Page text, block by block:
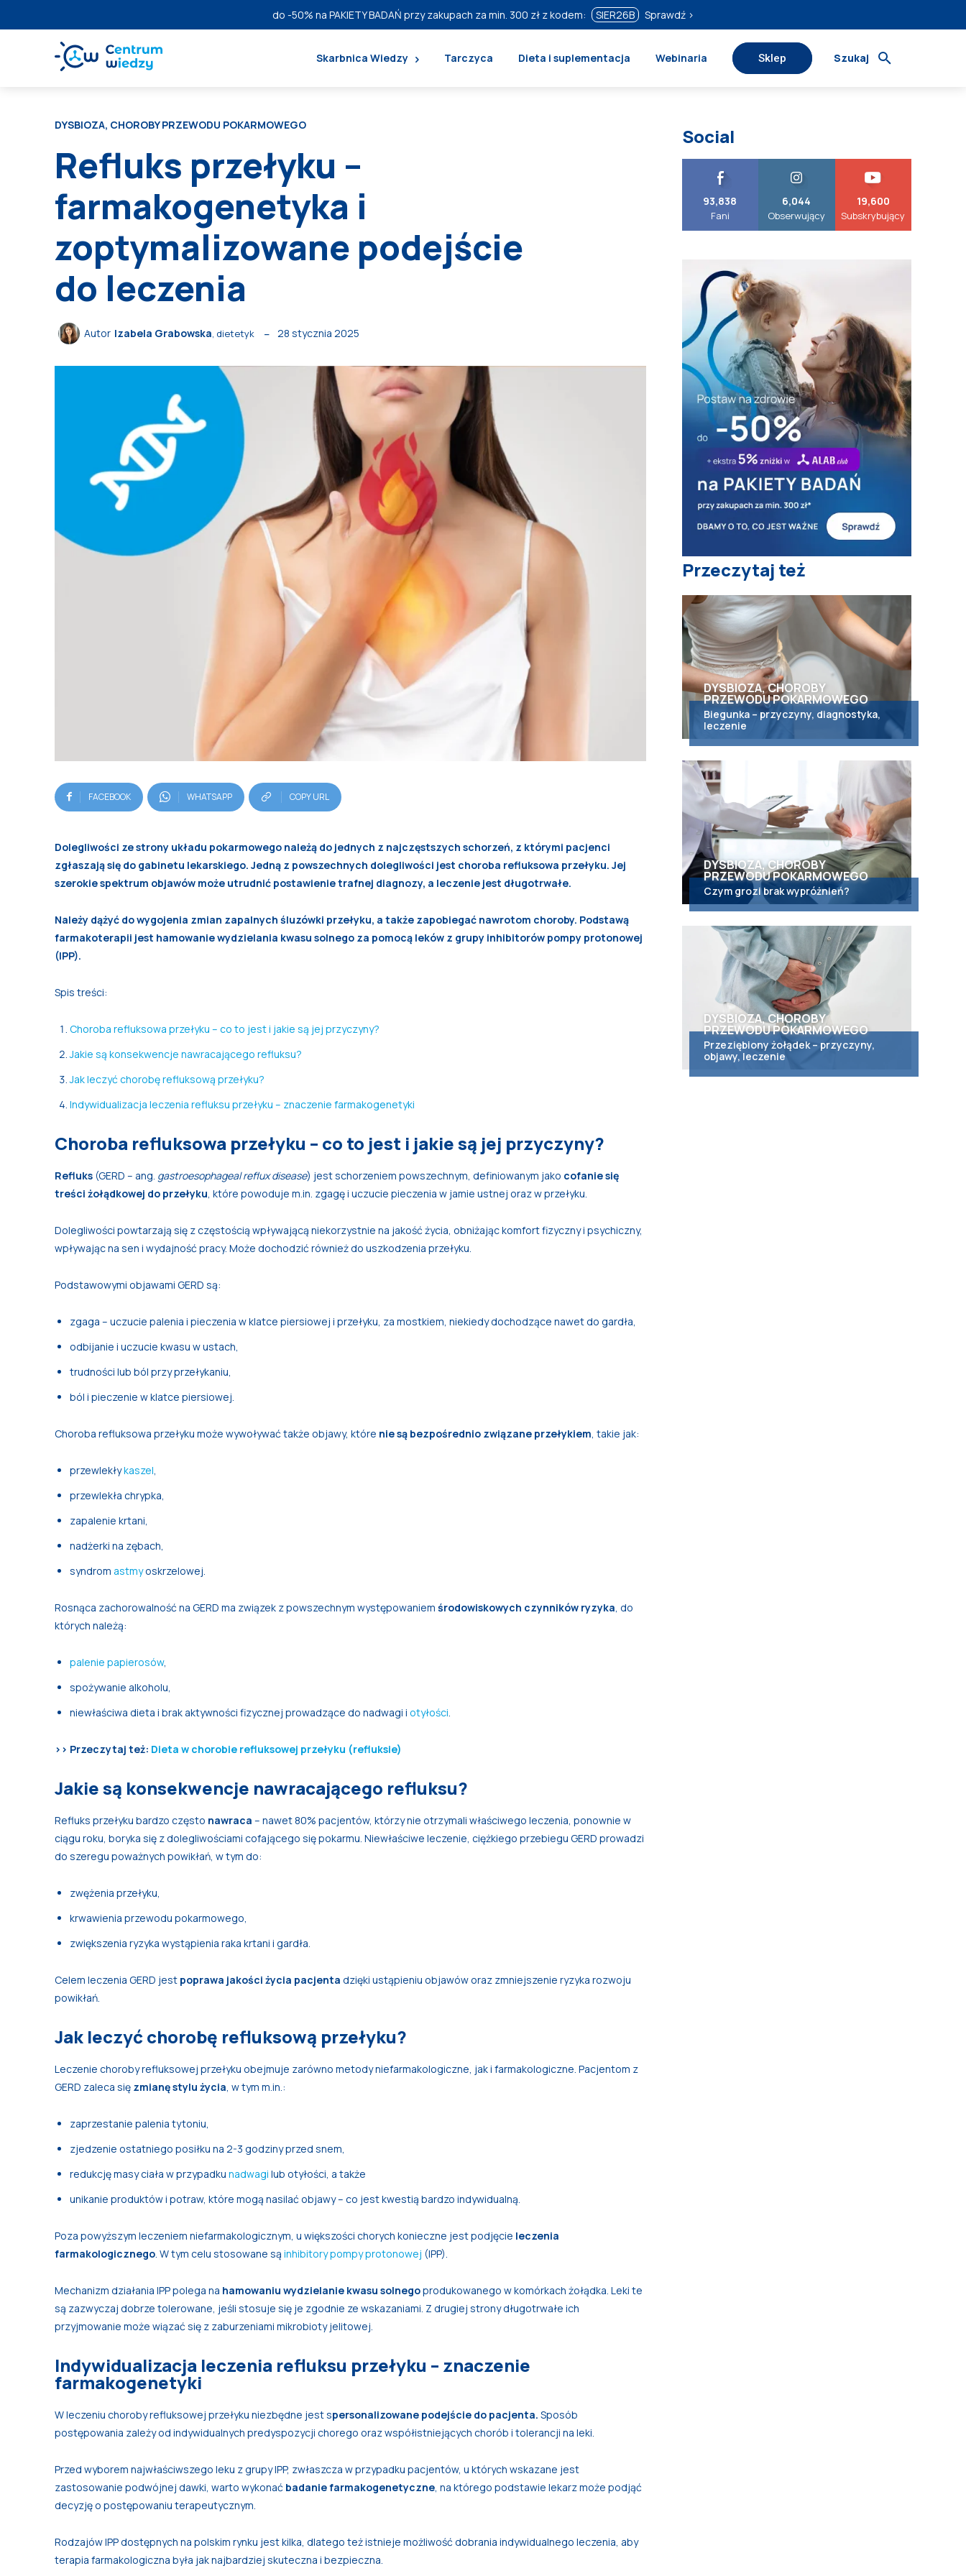
do -50% na PAKIETY BADAŃ przy zakupach za min. 300 zł z kodem: SIER26B Sprawdź ›
Szukaj
Skarbnica Wiedzy Tarczyca Dieta i suplementacja Webinaria Sklep
DYSBIOZA, CHOROBY PRZEWODU POKARMOWEGO
Refluks przełyku –
farmakogenetyka i
zoptymalizowane podejście
do leczenia
Autor Izabela Grabowska, dietetyk 28 stycznia 2025
FACEBOOK WHATSAPP COPY URL
Dolegliwości ze strony układu pokarmowego należą do jednych z najczęstszych schorzeń, z którymi pacjenci
zgłaszają się do gabinetu lekarskiego. Jedną z powszechnych dolegliwości jest choroba refluksowa przełyku. Jej
szerokie spektrum objawów może utrudnić postawienie trafnej diagnozy, a leczenie jest długotrwałe.
Należy dążyć do wygojenia zmian zapalnych śluzówki przełyku, a także zapobiegać nawrotom choroby. Podstawą
farmakoterapii jest hamowanie wydzielania kwasu solnego za pomocą leków z grupy inhibitorów pompy protonowej
(IPP).
Spis treści:
Choroba refluksowa przełyku – co to jest i jakie są jej przyczyny?
Jakie są konsekwencje nawracającego refluksu?
Jak leczyć chorobę refluksową przełyku?
Indywidualizacja leczenia refluksu przełyku – znaczenie farmakogenetyki
Choroba refluksowa przełyku – co to jest i jakie są jej przyczyny?
Refluks (GERD – ang. gastroesophageal reflux disease) jest schorzeniem powszechnym, definiowanym jako cofanie się
treści żołądkowej do przełyku, które powoduje m.in. zgagę i uczucie pieczenia w jamie ustnej oraz w przełyku.
Dolegliwości powtarzają się z częstością wpływającą niekorzystnie na jakość życia, obniżając komfort fizyczny i psychiczny,
wpływając na sen i wydajność pracy. Może dochodzić również do uszkodzenia przełyku.
Podstawowymi objawami GERD są:
zgaga – uczucie palenia i pieczenia w klatce piersiowej i przełyku, za mostkiem, niekiedy dochodzące nawet do gardła,
odbijanie i uczucie kwasu w ustach,
trudności lub ból przy przełykaniu,
ból i pieczenie w klatce piersiowej.
Choroba refluksowa przełyku może wywoływać także objawy, które nie są bezpośrednio związane przełykiem, takie jak:
przewlekłykaszel,
przewlekła chrypka,
zapalenie krtani,
nadżerki na zębach,
syndrom astmyoskrzelowej.
Rosnąca zachorowalność na GERD ma związek z powszechnym występowaniem środowiskowych czynników ryzyka, do
których należą:
palenie papierosów,
spożywanie alkoholu,
niewłaściwa dieta i brak aktywności fizycznej prowadzące do nadwagi i otyłości.
>> Przeczytaj też: Dieta w chorobie refluksowej przełyku (refluksie)
Jakie są konsekwencje nawracającego refluksu?
Refluks przełyku bardzo często nawraca – nawet 80% pacjentów, którzy nie otrzymali właściwego leczenia, ponownie w
ciągu roku, boryka się z dolegliwościami cofającego się pokarmu. Niewłaściwe leczenie, ciężkiego przebiegu GERD prowadzi
do szeregu poważnych powikłań, w tym do:
zwężenia przełyku,
krwawienia przewodu pokarmowego,
zwiększenia ryzyka wystąpienia raka krtani i gardła.
Celem leczenia GERD jest poprawa jakości życia pacjenta dzięki ustąpieniu objawów oraz zmniejszenie ryzyka rozwoju
powikłań.
Jak leczyć chorobę refluksową przełyku?
Leczenie choroby refluksowej przełyku obejmuje zarówno metody niefarmakologiczne, jak i farmakologiczne. Pacjentom z
GERD zaleca się zmianę stylu życia, w tym m.in.:
zaprzestanie palenia tytoniu,
zjedzenie ostatniego posiłku na 2-3 godziny przed snem,
redukcję masy ciała w przypadku nadwagi lub otyłości, a także
unikanie produktów i potraw, które mogą nasilać objawy – co jest kwestią bardzo indywidualną.
Poza powyższym leczeniem niefarmakologicznym, u większości chorych konieczne jest podjęcie leczenia
farmakologicznego. W tym celu stosowane są inhibitory pompy protonowej (IPP).
Mechanizm działania IPP polega na hamowaniu wydzielanie kwasu solnegoprodukowanego w komórkach żołądka. Leki te
są zazwyczaj dobrze tolerowane, jeśli stosuje się je zgodnie ze wskazaniami. Z drugiej strony długotrwałe ich
przyjmowanie może wiązać się z zaburzeniami mikrobioty jelitowej.
Indywidualizacja leczenia refluksu przełyku – znaczenie
farmakogenetyki
W leczeniu choroby refluksowej przełyku niezbędne jest spersonalizowane podejście do pacjenta. Sposób
postępowania zależy od indywidualnych predyspozycji chorego oraz współistniejących chorób i tolerancji na leki.
Przed wyborem najwłaściwszego leku z grupy IPP, zwłaszcza w przypadku pacjentów, u których wskazane jest
zastosowanie podwójnej dawki, warto wykonać badanie farmakogenetyczne, na którego podstawie lekarz może podjąć
decyzję o postępowaniu terapeutycznym.
Rodzajów IPP dostępnych na polskim rynku jest kilka, dlatego też istnieje możliwość dobrania indywidualnego leczenia, aby
terapia farmakologiczna była jak najbardziej skuteczna i bezpieczna.
Social
93,838
Fani
6,044
Obserwujący
19,600
Subskrybujący
Przeczytaj też
DYSBIOZA, CHOROBY
PRZEWODU POKARMOWEGO
Biegunka – przyczyny, diagnostyka,
leczenie
DYSBIOZA, CHOROBY
PRZEWODU POKARMOWEGO
Czym grozi brak wypróżnień?
DYSBIOZA, CHOROBY
PRZEWODU POKARMOWEGO
Przeziębiony żołądek – przyczyny,
objawy, leczenie